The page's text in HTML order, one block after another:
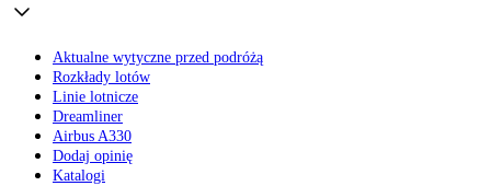
Aktualne wytyczne przed podróżą
Rozkłady lotów
Linie lotnicze
Dreamliner
Airbus A330
Dodaj opinię
Katalogi